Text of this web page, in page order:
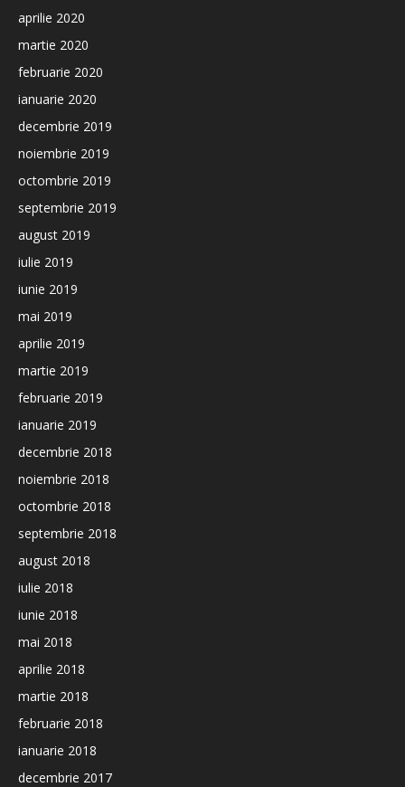
aprilie 2020
martie 2020
februarie 2020
ianuarie 2020
decembrie 2019
noiembrie 2019
octombrie 2019
septembrie 2019
august 2019
iulie 2019
iunie 2019
mai 2019
aprilie 2019
martie 2019
februarie 2019
ianuarie 2019
decembrie 2018
noiembrie 2018
octombrie 2018
septembrie 2018
august 2018
iulie 2018
iunie 2018
mai 2018
aprilie 2018
martie 2018
februarie 2018
ianuarie 2018
decembrie 2017